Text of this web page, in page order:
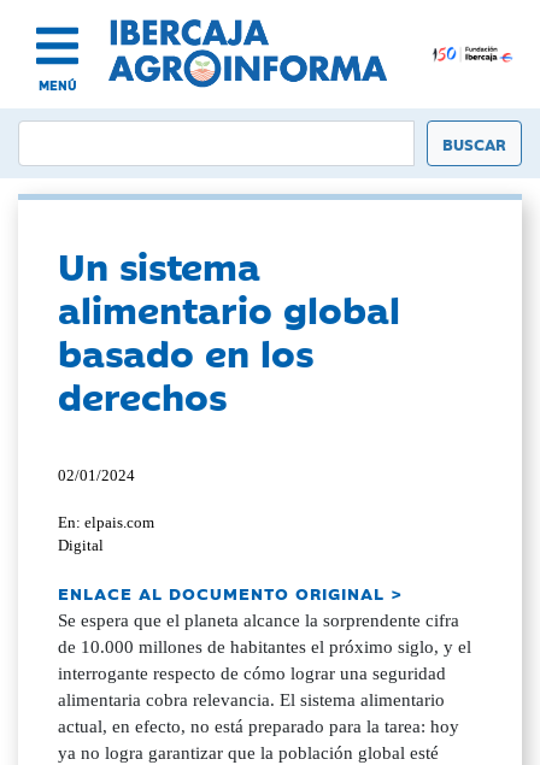
MENÚ
Un sistema
alimentario global
basado en los
derechos
02/01/2024
En: elpais.com
Digital
ENLACE AL DOCUMENTO ORIGINAL >
Se espera que el planeta alcance la sorprendente cifra
de 10.000 millones de habitantes el próximo siglo, y el
interrogante respecto de cómo lograr una seguridad
alimentaria cobra relevancia. El sistema alimentario
actual, en efecto, no está preparado para la tarea: hoy
ya no logra garantizar que la población global esté